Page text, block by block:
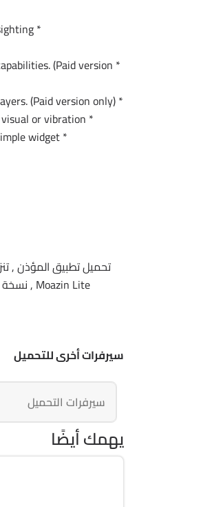
* Hijri calendar, and ability to correct it manually according to Hilal sighting.
(Paid version
* Fajr wakup notification, additional to the default notifications set before and after Prayers. (Paid version only)
* Follow phone ringer mode which make Azan notifications are played as audio, visual or vibration.
* Visual warning for the time left before the next Prayer comes in, using simple widget.
Moazin Lite , نسخة مكركة من تطبيق المؤذن,تطبيق حساب مواقيت الصلاة ,مواقيت الصلاة للاندرويد ,
سيرفرات أخرى للتحميل
سيرفرات التحميل
يهمك أيضًا